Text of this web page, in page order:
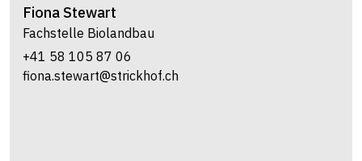
Fiona Stewart
Fachstelle Biolandbau
+41 58 105 87 06
fiona.stewart@strickhof.ch